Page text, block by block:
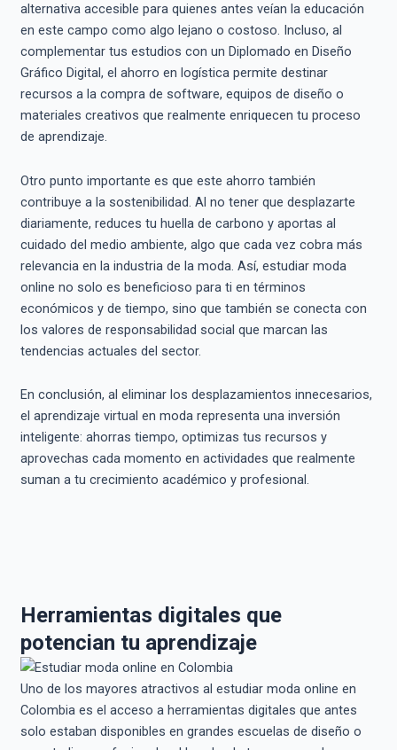
alternativa accesible para quienes antes veían la educación
en este campo como algo lejano o costoso. Incluso, al
complementar tus estudios con un Diplomado en Diseño
Gráfico Digital, el ahorro en logística permite destinar
recursos a la compra de software, equipos de diseño o
materiales creativos que realmente enriquecen tu proceso
de aprendizaje.
Otro punto importante es que este ahorro también
contribuye a la sostenibilidad. Al no tener que desplazarte
diariamente, reduces tu huella de carbono y aportas al
cuidado del medio ambiente, algo que cada vez cobra más
relevancia en la industria de la moda. Así, estudiar moda
online no solo es beneficioso para ti en términos
económicos y de tiempo, sino que también se conecta con
los valores de responsabilidad social que marcan las
tendencias actuales del sector.
En conclusión, al eliminar los desplazamientos innecesarios,
el aprendizaje virtual en moda representa una inversión
inteligente: ahorras tiempo, optimizas tus recursos y
aprovechas cada momento en actividades que realmente
suman a tu crecimiento académico y profesional.
Herramientas digitales que
potencian tu aprendizaje
Uno de los mayores atractivos al estudiar moda online en
Colombia es el acceso a herramientas digitales que antes
solo estaban disponibles en grandes escuelas de diseño o